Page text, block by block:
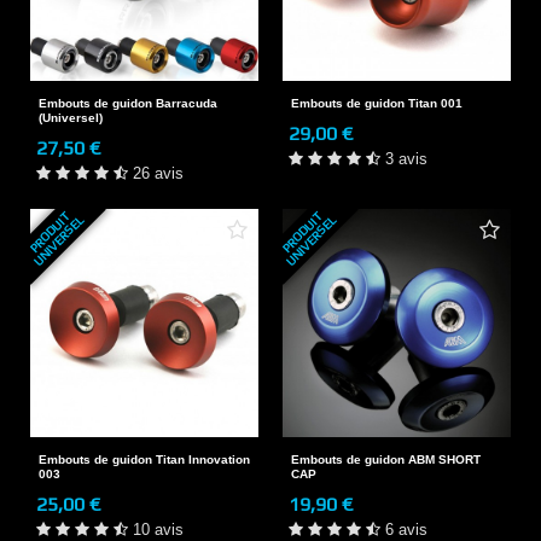
Embouts de guidon Barracuda
(Universel)
27,50 €
26 avis
Embouts de guidon Titan 001
29,00 €
3 avis
P
R
O
D
U
I
T
U
N
I
V
E
R
S
E
L
Embouts de guidon Titan Innovation
003
25,00 €
10 avis
P
R
O
D
U
I
T
U
N
I
V
E
R
S
E
L
Embouts de guidon ABM SHORT
CAP
19,90 €
6 avis